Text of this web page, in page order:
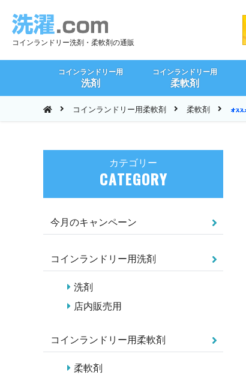
コインランドリー洗剤・柔軟剤の通販
コインランドリー用
洗剤
コインランドリー用
柔軟剤
コインランドリー用柔軟剤 柔軟剤
カテゴリー
CATEGORY
今月のキャンペーン
コインランドリー用洗剤
洗剤
店内販売用
コインランドリー用柔軟剤
柔軟剤